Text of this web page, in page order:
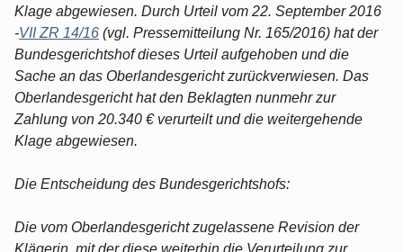
Klage abgewiesen. Durch Urteil vom 22. September 2016
-VII ZR 14/16 (vgl. Pressemitteilung Nr. 165/2016) hat der
Bundesgerichtshof dieses Urteil aufgehoben und die
Sache an das Oberlandesgericht zurückverwiesen. Das
Oberlandesgericht hat den Beklagten nunmehr zur
Zahlung von 20.340 € verurteilt und die weitergehende
Klage abgewiesen.
Die Entscheidung des Bundesgerichtshofs:
Die vom Oberlandesgericht zugelassene Revision der
Klägerin, mit der diese weiterhin die Verurteilung zur